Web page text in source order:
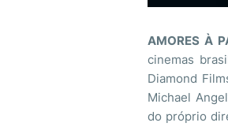
AMORES À
cinemas
Diamond
Michael
do próprio